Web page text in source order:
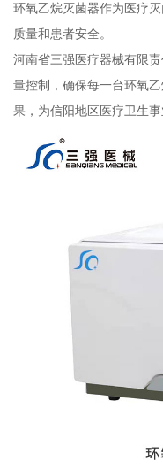
环氧乙烷灭菌器作为医疗
质量和患者安全。
河南省三强医疗器械有限
量控制，确保每一台环氧
果，为信阳地区医疗卫生事